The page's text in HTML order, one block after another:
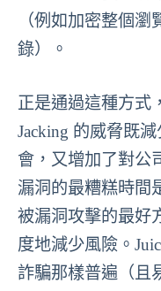
（例如加密整個
錄）。
正是通過這種方式
Jacking 的威脅既
會，又增加了對公
漏洞的最糟糕時間
被漏洞攻擊的最好
度地減少風險。
詐騙那樣普遍（且